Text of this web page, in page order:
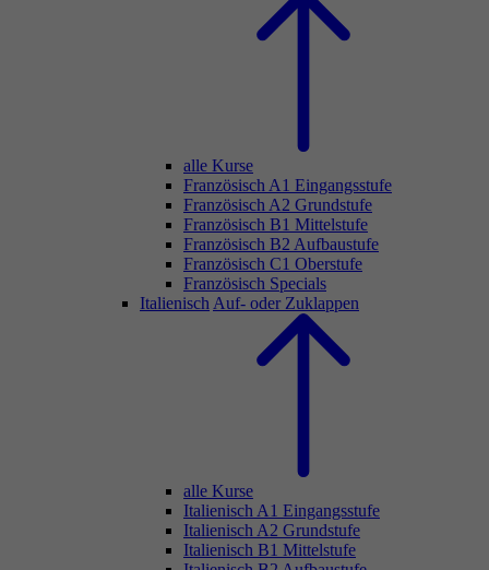
alle Kurse
Französisch A1 Eingangsstufe
Französisch A2 Grundstufe
Französisch B1 Mittelstufe
Französisch B2 Aufbaustufe
Französisch C1 Oberstufe
Französisch Specials
Italienisch Auf- oder Zuklappen
alle Kurse
Italienisch A1 Eingangsstufe
Italienisch A2 Grundstufe
Italienisch B1 Mittelstufe